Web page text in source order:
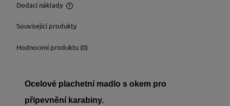
Dodací náklady
Cena neobsahuje případné náklady na platbu
Související produkty
Hodnocení produktu (0)
Ocelové plachetní madlo s okem pro
připevnění karabiny.